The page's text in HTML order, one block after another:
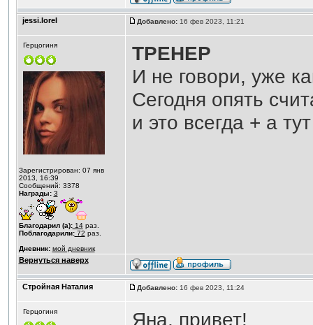
jessi.lorel Добавлено:16 фев 2023, 11:21
Герцогиня
Зарегистрирован: 07 янв
2013, 16:39
Сообщений: 3378
Награды: 3
Благодарил (а):14раз.
Поблагодарили:72 раз.
Дневник: мой дневник
ТРЕНЕР
И не говори, уже
Сегодня опять
и это всегда + а
Вернуться наверх
Стройная Наталия Добавлено:16 фев 2023, 11:24
Герцогиня
Яна, привет!